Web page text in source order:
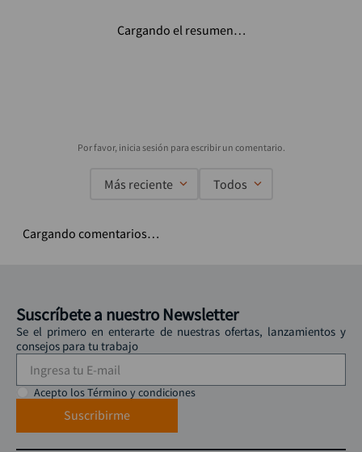
Cargando el resumen…
Más reciente Todos
Cargando comentarios…
Suscríbete a nuestro Newsletter
Se el primero en enterarte de nuestras ofertas, lanzamientos y
consejos para tu trabajo
Acepto los Término y condiciones
Suscribirme